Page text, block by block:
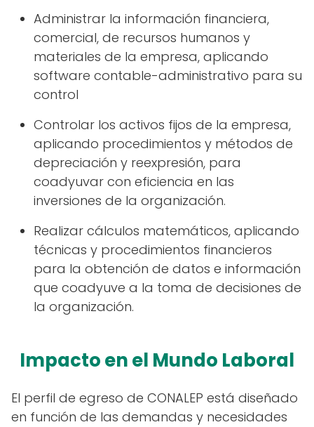
Administrar la información financiera,
comercial, de recursos humanos y
materiales de la empresa, aplicando
software contable-administrativo para su
control
Controlar los activos fijos de la empresa,
aplicando procedimientos y métodos de
depreciación y reexpresión, para
coadyuvar con eficiencia en las
inversiones de la organización.
Realizar cálculos matemáticos, aplicando
técnicas y procedimientos financieros
para la obtención de datos e información
que coadyuve a la toma de decisiones de
la organización.
Impacto en el Mundo Laboral
El perfil de egreso de CONALEP está diseñado
en función de las demandas y necesidades